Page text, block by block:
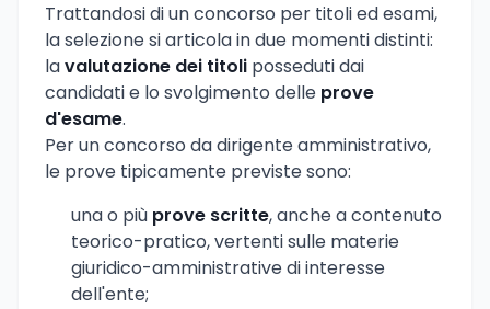
Trattandosi di un concorso per titoli ed esami,
la selezione si articola in due momenti distinti:
lavalutazione dei titoli posseduti dai
candidati e lo svolgimento delle prove
d'esame.
Per un concorso da dirigente amministrativo,
le prove tipicamente previste sono:
una o più prove scritte, anche a contenuto
teorico-pratico, vertenti sulle materie
giuridico-amministrative di interesse
dell'ente;